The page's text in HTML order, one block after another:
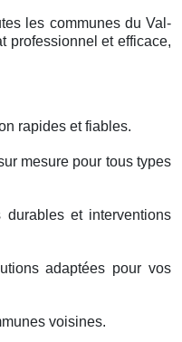
les communes du Val-
professionnel et efficace,
rapides et fiables.
mesure pour tous types
durables et interventions
adaptées pour vos
voisines.